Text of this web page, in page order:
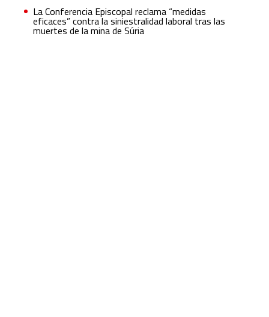
La Conferencia Episcopal reclama “medidas
eficaces” contra la siniestralidad laboral tras las
muertes de la mina de Súria